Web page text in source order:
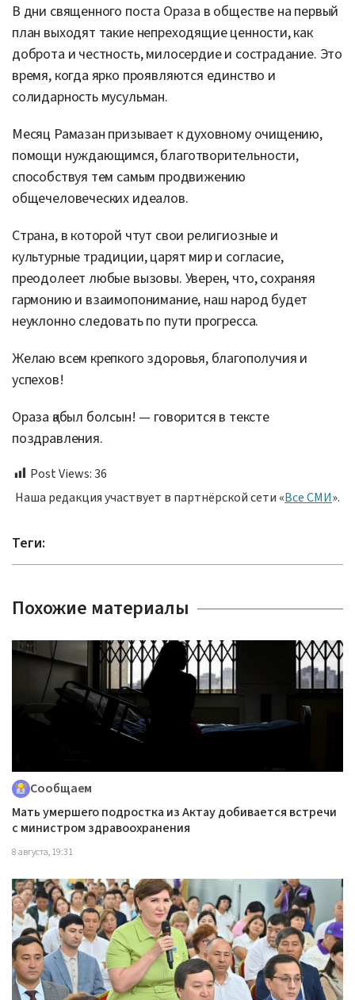
В дни священного поста Ораза в обществе на первый
план выходят такие непреходящие ценности, как
доброта и честность, милосердие и сострадание. Это
время, когда ярко проявляются единство и
солидарность мусульман.
Месяц Рамазан призывает к духовному очищению,
помощи нуждающимся, благотворительности,
способствуя тем самым продвижению
общечеловеческих идеалов.
Страна, в которой чтут свои религиозные и
культурные традиции, царят мир и согласие,
преодолеет любые вызовы. Уверен, что, сохраняя
гармонию и взаимопонимание, наш народ будет
неуклонно следовать по пути прогресса.
Желаю всем крепкого здоровья, благополучия и
успехов!
Ораза қабыл болсын! — говорится в тексте
поздравления.
Post Views:36
Наша редакция участвует в партнёрской сети «Все СМИ».
Теги:
Похожие материалы
Сообщаем
Мать умершего подростка из Актау добивается встречи
с министром здравоохранения
8 августа, 19:31